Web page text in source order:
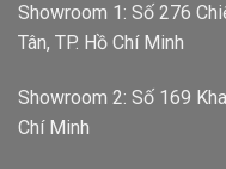
Showroom 1: Số 276
Tân, TP. Hồ Chí Minh
Showroom 2: Số 169
Chí Minh